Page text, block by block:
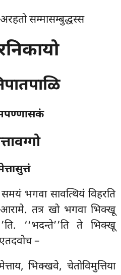
सम्मासम्बुद्धस्स
भगवा सावत्थियं विहरति
तत्र खो भगवा भिक्खू
‘‘भदन्ते’’ति ते भिक्खू
–
भिक्खवे, चेतोविमुत्तिया